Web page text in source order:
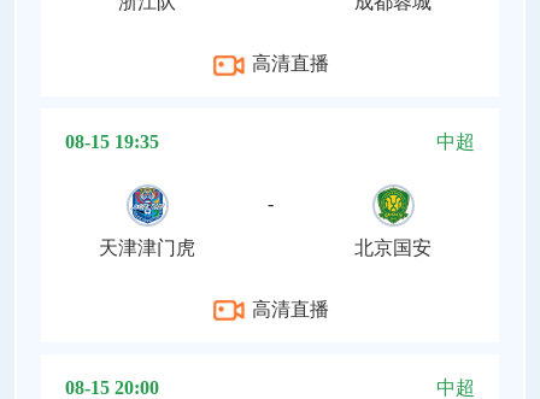
高清直播
08-15 19:35 中超
天津津门虎
-
北京国安
高清直播
08-15 20:00 中超